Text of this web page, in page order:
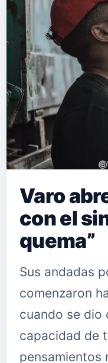
Varo
con el
quema”
Sus andadas
comenzaron
cuando se dio
capacidad de
pensamientos